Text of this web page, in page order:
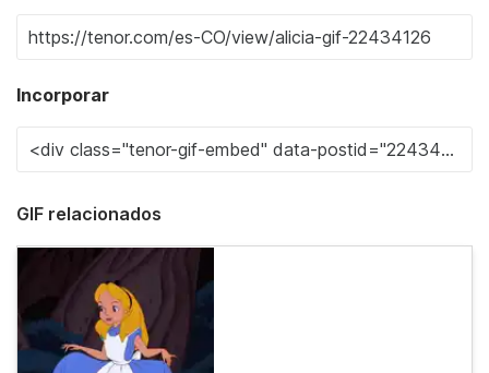
Incorporar
GIF relacionados